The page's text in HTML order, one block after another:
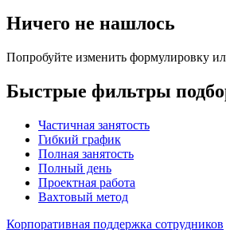
Ничего не нашлось
Попробуйте изменить формулировку
Быстрые фильтры
Частичная занятость
Гибкий график
Полная занятость
Полный день
Проектная работа
Вахтовый метод
Корпоративная поддержка сотрудников